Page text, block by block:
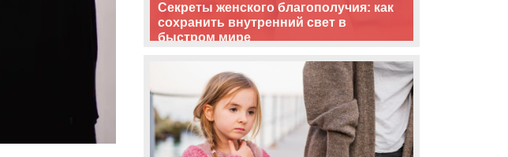
Секреты женского благополучия: как
сохранить внутренний свет в
быстром мире